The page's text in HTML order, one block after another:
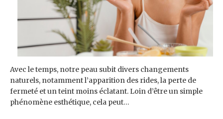
Avec le temps, notre peau subit divers changements
naturels, notamment l’apparition des rides, la perte de
fermeté et un teint moins éclatant. Loin d’être un simple
phénomène esthétique, cela peut…